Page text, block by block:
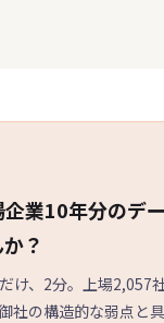
業10年分のデ
？
け、2分。上場2,057
社の構造的な弱点と